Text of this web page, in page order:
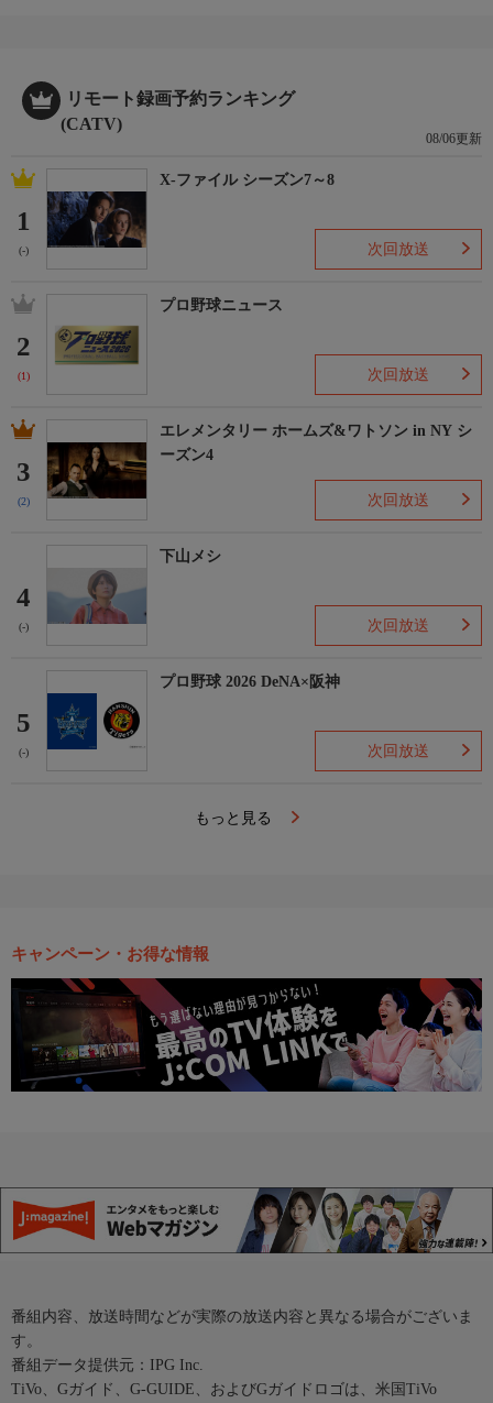
リモート録画予約ランキング
(CATV)
08/06更新
1
(-)
X-ファイル シーズン7～8
次回放送
2
(1)
プロ野球ニュース
次回放送
3
(2)
エレメンタリー ホームズ&ワトソン in NY シ
ーズン4
次回放送
4
(-)
下山メシ
次回放送
5
(-)
プロ野球 2026 DeNA×阪神
次回放送
もっと見る
キャンペーン・お得な情報
番組内容、放送時間などが実際の放送内容と異なる場合がございま
す。
番組データ提供元：IPG Inc.
TiVo、Gガイド、G-GUIDE、およびGガイドロゴは、米国TiVo